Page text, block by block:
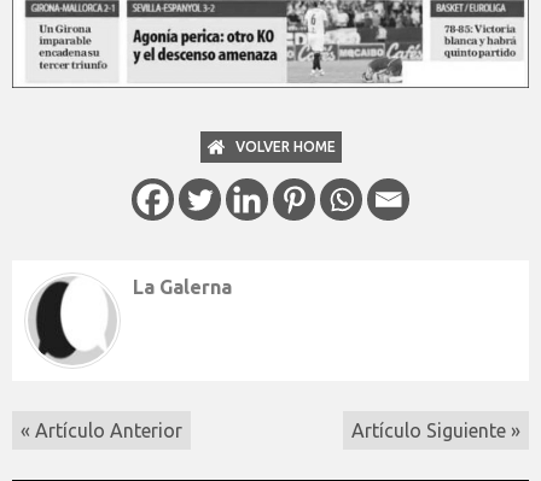
VOLVER HOME
La Galerna
« Artículo Anterior Artículo Siguiente »